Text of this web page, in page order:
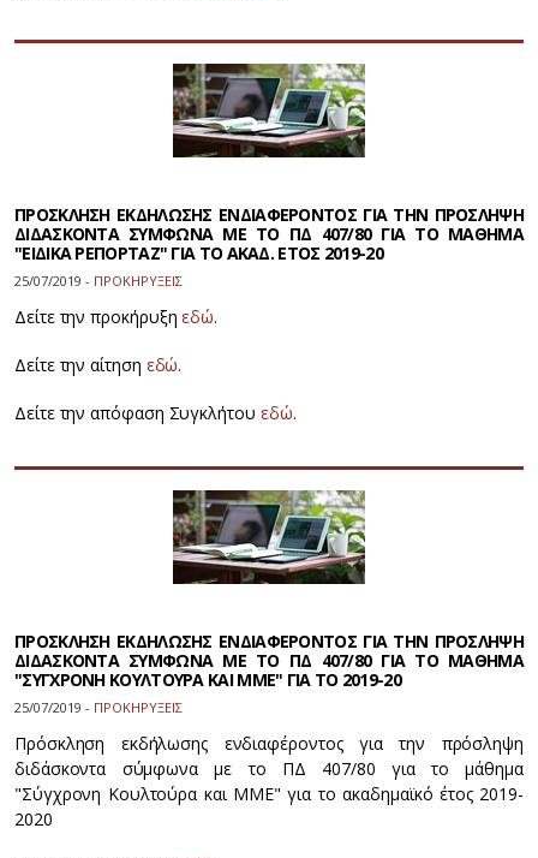
ΠΡΟΣΚΛΗΣΗ ΕΚΔΗΛΩΣΗΣ ΕΝΔΙΑΦΕΡΟΝΤΟΣ ΓΙΑ ΤΗΝ ΠΡΟΣΛΗΨΗ
ΔΙΔΑΣΚΟΝΤΑ ΣΥΜΦΩΝΑ ΜΕ ΤΟ ΠΔ 407/80 ΓΙΑ ΤΟ ΜΑΘΗΜΑ
"ΕΙΔΙΚΑ ΡΕΠΟΡΤΑΖ" ΓΙΑ ΤΟ ΑΚΑΔ. ΕΤΟΣ 2019-20
25/07/2019 - ΠΡΟΚΗΡΥΞΕΙΣ
Δείτε την προκήρυξηεδώ.
Δείτε την αίτηση εδώ.
Δείτε την απόφαση Συγκλήτου εδώ.
ΠΡΟΣΚΛΗΣΗ ΕΚΔΗΛΩΣΗΣ ΕΝΔΙΑΦΕΡΟΝΤΟΣ ΓΙΑ ΤΗΝ ΠΡΟΣΛΗΨΗ
ΔΙΔΑΣΚΟΝΤΑ ΣΥΜΦΩΝΑ ΜΕ ΤΟ ΠΔ 407/80 ΓΙΑ ΤΟ ΜΑΘΗΜΑ
"ΣΥΓΧΡΟΝΗ ΚΟΥΛΤΟΥΡΑ ΚΑΙ ΜΜΕ" ΓΙΑ ΤΟ 2019-20
25/07/2019 - ΠΡΟΚΗΡΥΞΕΙΣ
Πρόσκληση εκδήλωσης ενδιαφέροντος για την πρόσληψη
διδάσκοντα σύμφωνα με το ΠΔ 407/80 για το μάθημα
"Σύγχρονη Κουλτούρα και ΜΜΕ" για το ακαδημαϊκό έτος 2019-
2020